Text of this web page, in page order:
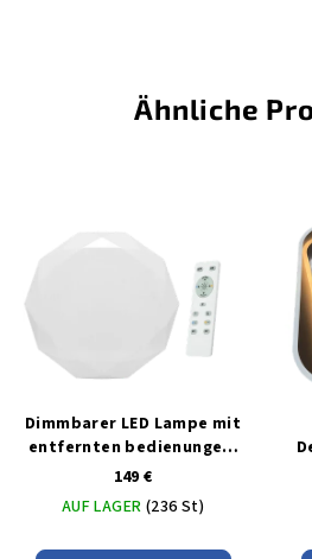
Ähnliche
Dimmbarer LED Lampe mit
entfernten bedienungem
80W
149 €
AUF LAGER (236 St)